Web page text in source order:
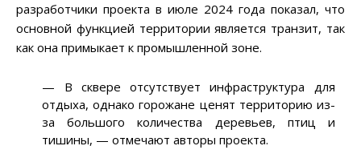
разработчики проекта в июле 2024 года показал, что
основной функцией территории является транзит, так
как она примыкает к промышленной зоне.
— В сквере отсутствует инфраструктура для
отдыха, однако горожане ценят территорию из-
за большого количества деревьев, птиц и
тишины, — отмечают авторы проекта.